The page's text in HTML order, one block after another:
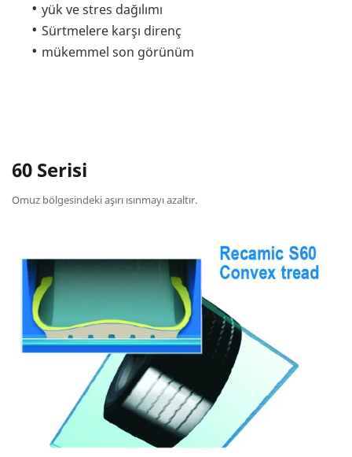
yük ve stres dağılımı
Sürtmelere karşı direnç
mükemmel son görünüm
60 Serisi
Omuz bölgesindeki aşırı ısınmayı azaltır.